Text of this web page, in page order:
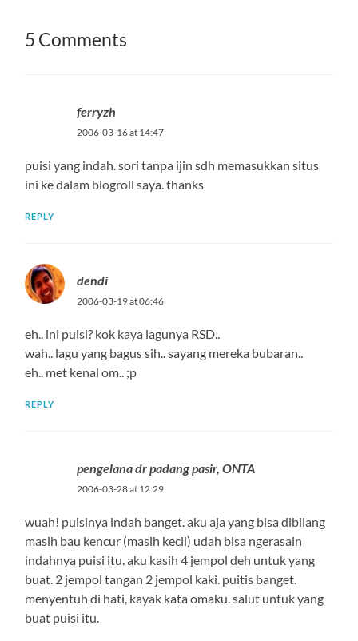
5 Comments
ferryzh
2006-03-16 at 14:47
puisi yang indah. sori tanpa ijin sdh memasukkan situs
ini ke dalam blogroll saya. thanks
REPLY
dendi
2006-03-19 at 06:46
eh.. ini puisi? kok kaya lagunya RSD..
wah.. lagu yang bagus sih.. sayang mereka bubaran..
eh.. met kenal om.. ;p
REPLY
pengelana dr padang pasir, ONTA
2006-03-28 at 12:29
wuah! puisinya indah banget. aku aja yang bisa dibilang
masih bau kencur (masih kecil) udah bisa ngerasain
indahnya puisi itu. aku kasih 4 jempol deh untuk yang
buat. 2 jempol tangan 2 jempol kaki. puitis banget.
menyentuh di hati, kayak kata omaku. salut untuk yang
buat puisi itu.